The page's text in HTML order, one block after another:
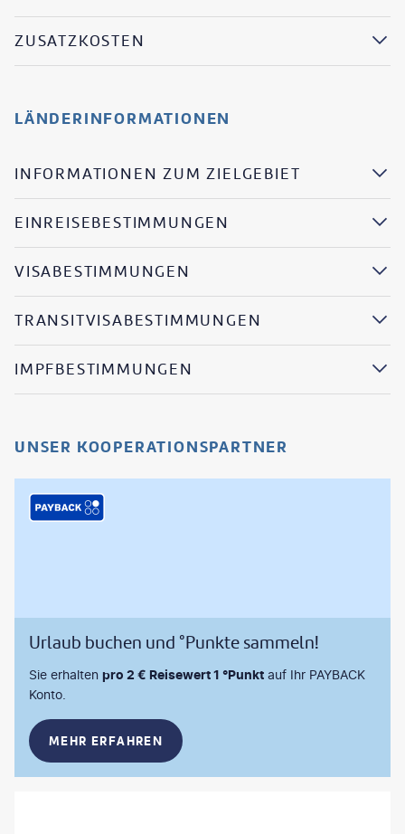
ZUSATZKOSTEN
LÄNDERINFORMATIONEN
INFORMATIONEN ZUM ZIELGEBIET
EINREISEBESTIMMUNGEN
VISABESTIMMUNGEN
TRANSITVISABESTIMMUNGEN
IMPFBESTIMMUNGEN
UNSER KOOPERATIONSPARTNER
Urlaub buchen und °Punkte sammeln!
Sie erhalten pro 2 € Reisewert 1 °Punkt auf Ihr PAYBACK
Konto.
MEHR ERFAHREN